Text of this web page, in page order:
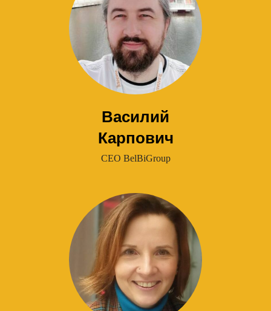
Василий
Карпович
CEO BelBiGroup